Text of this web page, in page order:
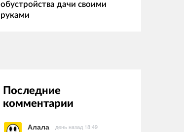
обустройства дачи своими
руками
Последние
комментарии
Алала день назад 18:49